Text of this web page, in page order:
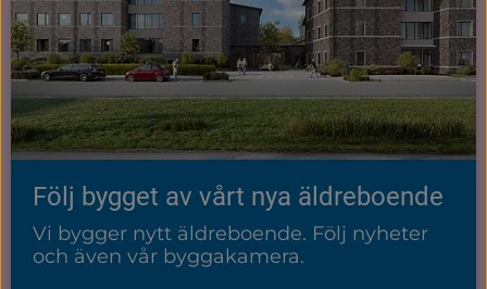
Följ bygget av vårt nya äldreboende
Vi bygger nytt äldreboende. Följ nyheter
och även vår byggakamera.